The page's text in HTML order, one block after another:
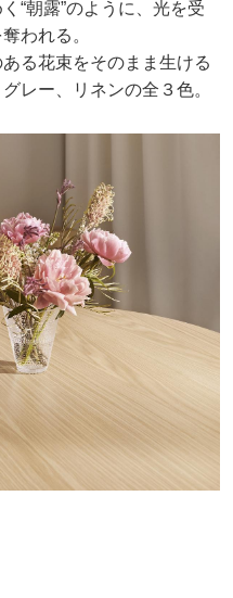
“朝露”のように、光を受
われる。
る花束をそのまま生ける
レー、リネンの全３色。